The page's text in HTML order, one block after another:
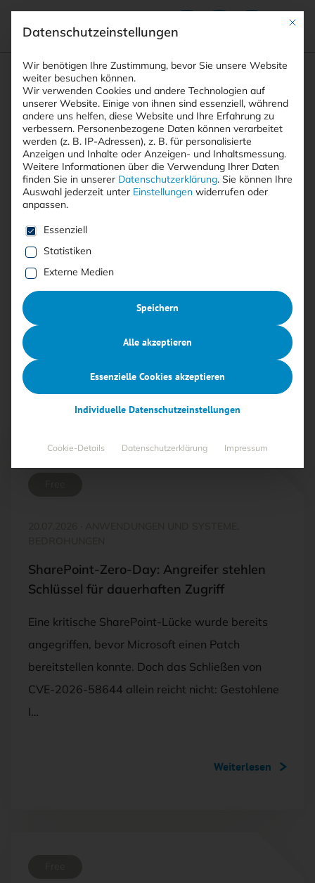
Suchfeld
Suchen
Breadcrumb-Navigation
STARTSEITE ANWENDUNGEN UND SYSTEME
Alle Beiträge der Kategorie
“Anwendungen und Systeme”
Thema Informationssicherheit, die unter die Kategorie
„Anwendungen und Systeme“ fallen.
Free <kes>+
SharePoint-Zero-Day: Angreifer stehlen
Schlüssel für dauerhaften Zugriff
Eine kritische SharePoint-Lücke wurde bereits
angegriffen, bevor Microsoft einen Patch
bereitstellen konnte. Doch das Schließen von
CVE-2026-58644 allein reicht nicht: Gestohlene
I…
Weiterlesen
Mit
Datenschutzeinstellungen
Wir benötigen Ihre Zustimmung, bevor Sie unsere Website
weiter besuchen können.
Wir verwenden Cookies und andere Technologien auf
unserer Website. Einige von ihnen sind essenziell, während
andere uns helfen, diese Website und Ihre Erfahrung zu
verbessern. Personenbezogene Daten können verarbeitet
werden (z. B. IP-Adressen), z. B. für personalisierte
Anzeigen und Inhalte oder Anzeigen- und Inhaltsmessung.
Weitere Informationen über die Verwendung Ihrer Daten
finden Sie in unserer Datenschutzerklärung. Sie können Ihre
Auswahl jederzeit unter Einstellungen widerrufen oder
anpassen.
Es folgt eine Liste der Service-Gruppen, für die eine
Essenziell
Statistiken
Externe Medien
Speichern
Alle akzeptieren
Essenzielle Cookies akzeptieren
Individuelle Datenschutzeinstellungen
Cookie-Details Datenschutzerklärung Impressum